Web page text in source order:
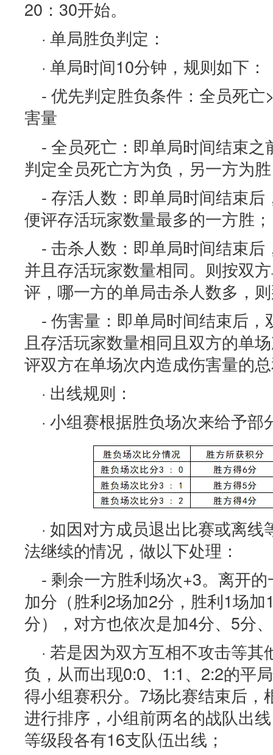
20：30开始。
· 单局胜负判定：
· 单局时间10分钟，规则如下：
- 优先判定胜负条件：全员死
害量
- 全员死亡：即单局时间结束
判定全员死亡方为负，另一方为
- 存活人数：即单局时间结束
便评存活玩家数量最多的一方胜；
- 击杀人数：即单局时间结束
并且存活玩家数量相同。则按双
评，哪一方的单局击杀人数多，
- 伤害量：即单局时间结束后
且存活玩家数量相同且双方的单
评双方在单场次内造成伤害量的
· 出线规则：
· 小组赛根据胜负场次来给予部
· 如因对方成员退出比赛或离
法继续的情况，做以下处理：
- 剩余一方胜利场次+3。离开
加分（胜利2场加2分，胜利1场
分），对方也依次是加4分、5分
· 若是因为双方互相不攻击等
负，从而出现0:0、1:1、2:2的平
得小组赛积分。7场比赛结束后，
进行排序，小组前两名的战队出
等级段各有16支队伍出线；